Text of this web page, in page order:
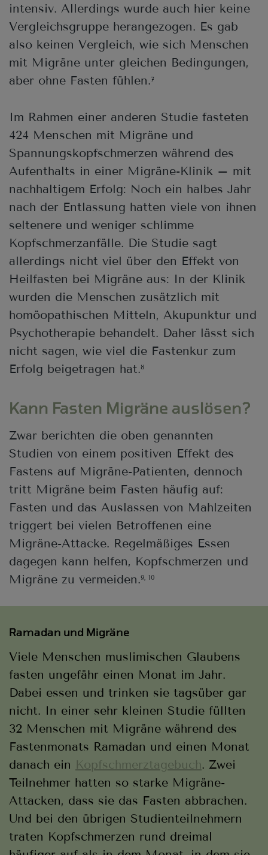
intensiv. Allerdings wurde auch hier keine
Vergleichsgruppe herangezogen. Es gab
also keinen Vergleich, wie sich Menschen
mit Migräne unter gleichen Bedingungen,
aber ohne Fasten fühlen.7
Im Rahmen einer anderen Studie fasteten
424 Menschen mit Migräne und
Spannungskopfschmerzen während des
Aufenthalts in einer Migräne-Klinik – mit
nachhaltigem Erfolg: Noch ein halbes Jahr
nach der Entlassung hatten viele von ihnen
seltenere und weniger schlimme
Kopfschmerzanfälle. Die Studie sagt
allerdings nicht viel über den Effekt von
Heilfasten bei Migräne aus: In der Klinik
wurden die Menschen zusätzlich mit
homöopathischen Mitteln, Akupunktur und
Psychotherapie behandelt. Daher lässt sich
nicht sagen, wie viel die Fastenkur zum
Erfolg beigetragen hat.8
Kann Fasten Migräne auslösen?
Zwar berichten die oben genannten
Studien von einem positiven Effekt des
Fastens auf Migräne-Patienten, dennoch
tritt Migräne beim Fasten häufig auf:
Fasten und das Auslassen von Mahlzeiten
triggert bei vielen Betroffenen eine
Migräne-Attacke. Regelmäßiges Essen
dagegen kann helfen, Kopfschmerzen und
Migräne zu vermeiden.9, 10
Ramadan und Migräne
Viele Menschen muslimischen Glaubens
fasten ungefähr einen Monat im Jahr.
Dabei essen und trinken sie tagsüber gar
nicht. In einer sehr kleinen Studie füllten
32 Menschen mit Migräne während des
Fastenmonats Ramadan und einen Monat
danach ein Kopfschmerztagebuch. Zwei
Teilnehmer hatten so starke Migräne-
Attacken, dass sie das Fasten abbrachen.
Und bei den übrigen Studienteilnehmern
traten Kopfschmerzen rund dreimal